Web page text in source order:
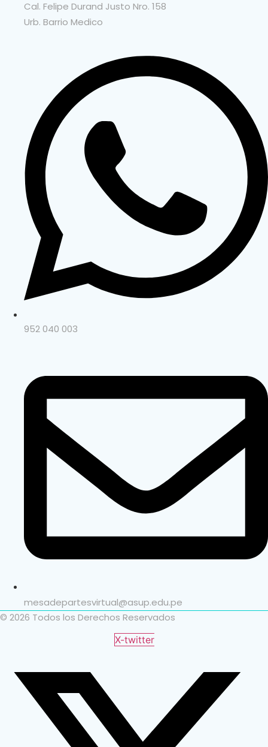
Cal. Felipe Durand Justo Nro. 158
Urb. Barrio Medico
952 040 003
mesadepartesvirtual@asup.edu.pe
© 2026 Todos los Derechos Reservados
X-twitter